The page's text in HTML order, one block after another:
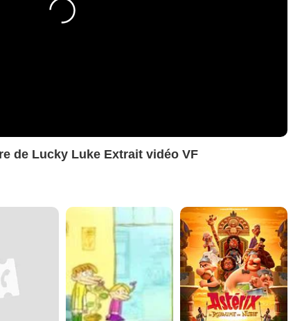
de Lucky Luke Extrait vidéo VF